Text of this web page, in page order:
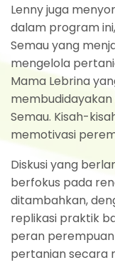
Lenny juga
dalam program
Semau yang
mengelola
Mama Lebrina
Semau. Kisah-
memotivasi
Diskusi yang
berfokus pada
ditambahkan,
replikasi praktik
peran
pertanian secara